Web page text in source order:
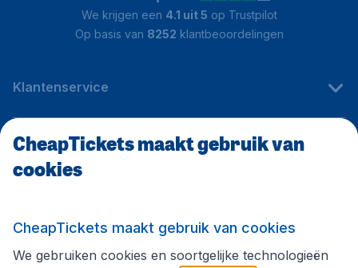
We krijgen een 4.1 uit 5 op Trustpilot
Op basis van 8252 klantbeoordelingen
Klantenservice
CheapTickets.be
Volg CheapTickets.be
CheapTickets maakt gebruik van
cookies
CheapTickets maakt gebruik van cookies
We gebruiken cookies en soortgelijke technologieën